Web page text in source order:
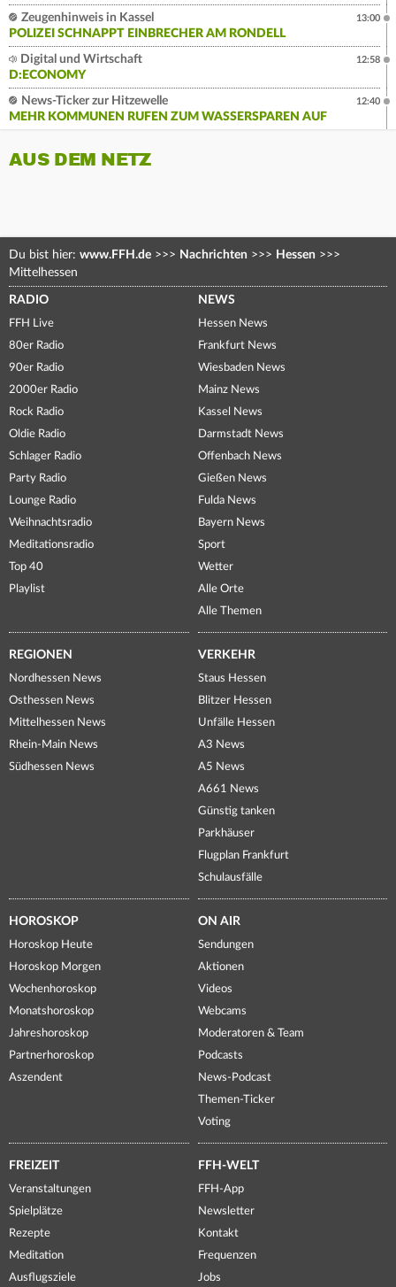
Zeugenhinweis in Kassel
POLIZEI SCHNAPPT EINBRECHER AM RONDELL
13:00
Digital und Wirtschaft
D:ECONOMY
12:58
News-Ticker zur Hitzewelle
MEHR KOMMUNEN RUFEN ZUM WASSERSPAREN AUF
12:40
AUS DEM NETZ
Du bist hier: www.FFH.de >>> Nachrichten >>> Hessen >>>
Mittelhessen
RADIO
FFH Live
80er Radio
90er Radio
2000er Radio
Rock Radio
Oldie Radio
Schlager Radio
Party Radio
Lounge Radio
Weihnachtsradio
Meditationsradio
Top 40
Playlist
NEWS
Hessen News
Frankfurt News
Wiesbaden News
Mainz News
Kassel News
Darmstadt News
Offenbach News
Gießen News
Fulda News
Bayern News
Sport
Wetter
Alle Orte
Alle Themen
REGIONEN
Nordhessen News
Osthessen News
Mittelhessen News
Rhein-Main News
Südhessen News
VERKEHR
Staus Hessen
Blitzer Hessen
Unfälle Hessen
A3 News
A5 News
A661 News
Günstig tanken
Parkhäuser
Flugplan Frankfurt
Schulausfälle
HOROSKOP
Horoskop Heute
Horoskop Morgen
Wochenhoroskop
Monatshoroskop
Jahreshoroskop
Partnerhoroskop
Aszendent
ON AIR
Sendungen
Aktionen
Videos
Webcams
Moderatoren & Team
Podcasts
News-Podcast
Themen-Ticker
Voting
FREIZEIT
Veranstaltungen
Spielplätze
Rezepte
Meditation
Ausflugsziele
FFH-WELT
FFH-App
Newsletter
Kontakt
Frequenzen
Jobs